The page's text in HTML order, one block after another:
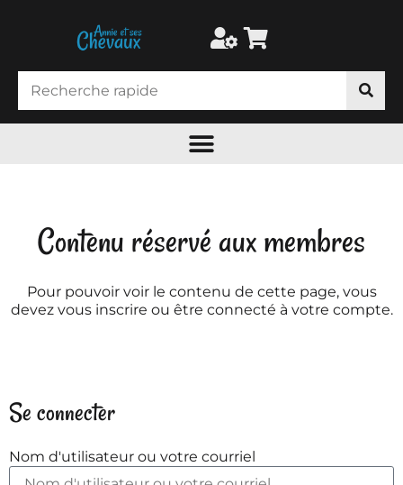
Contenu réservé aux membres
Pour pouvoir voir le contenu de cette page, vous
devez vous inscrire ou être connecté à votre compte.
Se connecter
Nom d'utilisateur ou votre courriel